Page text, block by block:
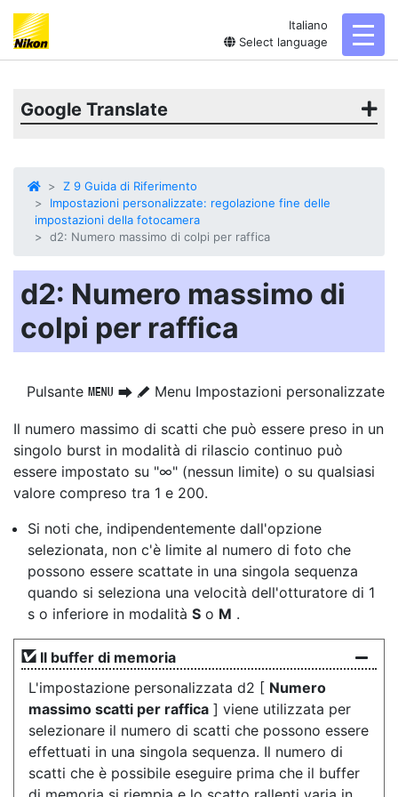
Italiano
Select language
Google Translate
Z 9 Guida di Riferimento
Impostazioni personalizzate: regolazione fine delle
impostazioni della fotocamera
d2: Numero massimo di colpi per raffica
d2: Numero massimo di
colpi per raffica
Pulsante G U A Menu Impostazioni personalizzate
Il numero massimo di scatti che può essere preso in un
singolo burst in modalità di rilascio continuo può
essere impostato su "∞" (nessun limite) o su qualsiasi
valore compreso tra 1 e 200.
Si noti che, indipendentemente dall'opzione
selezionata, non c'è limite al numero di foto che
possono essere scattate in una singola sequenza
quando si seleziona una velocità dell'otturatore di 1
s o inferiore in modalità S o M .
Il buffer di memoria
L'impostazione personalizzata d2 [ Numero
massimo scatti per raffica ] viene utilizzata per
selezionare il numero di scatti che possono essere
effettuati in una singola sequenza. Il numero di
scatti che è possibile eseguire prima che il buffer